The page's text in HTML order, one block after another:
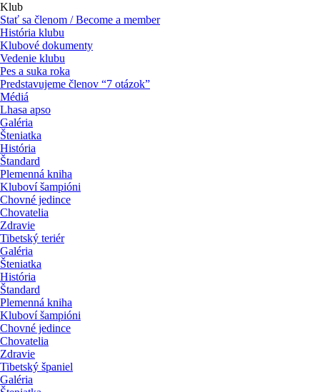
Klub
Stať sa členom / Become a member
História klubu
Klubové dokumenty
Vedenie klubu
Pes a suka roka
Predstavujeme členov “7 otázok”
Médiá
Lhasa apso
Galéria
Šteniatka
História
Štandard
Plemenná kniha
Kluboví šampióni
Chovné jedince
Chovatelia
Zdravie
Tibetský teriér
Galéria
Šteniatka
História
Štandard
Plemenná kniha
Kluboví šampióni
Chovné jedince
Chovatelia
Zdravie
Tibetský španiel
Galéria